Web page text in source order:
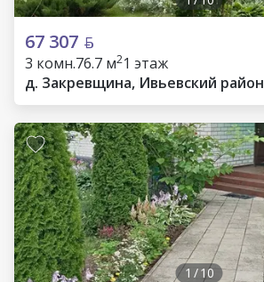
67 307
3 комн.76.7 м21 этаж
д. Закревщина, Ивьевский район
1 /10